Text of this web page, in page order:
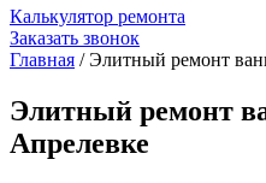
Калькулятор ремонта
Заказать звонок
Главная / Элитный ремонт
Элитный ремонт
Апрелевке